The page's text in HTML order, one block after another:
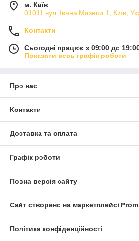
м. Київ
01011 вул. Івана Мазепи 1, Київ,
Контакти
Сьогодні працює з 09:00 до
Показати весь графік роботи
Про нас
Контакти
Доставка та оплата
Графік роботи
Повна версія сайту
Сайт створено на маркетплейсі
Політика конфіденційності